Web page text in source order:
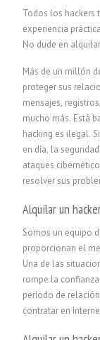
Todos los hackers
experiencia
No dude en
Más de un millón
proteger sus
mensajes,
mucho más. Está
hacking es ilegal.
en día, la
ataques
resolver sus
Alquilar un
Somos un equipo
proporcionan el
Una de las
rompe la confianza. Cuando un cónyuge está engañando durante el
período de
contratar en